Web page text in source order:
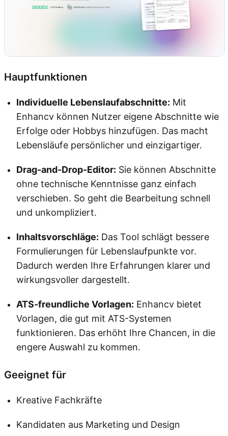
Hauptfunktionen
Individuelle Lebenslaufabschnitte: Mit
Enhancv können Nutzer eigene Abschnitte wie
Erfolge oder Hobbys hinzufügen. Das macht
Lebensläufe persönlicher und einzigartiger.
Drag-and-Drop-Editor: Sie können Abschnitte
ohne technische Kenntnisse ganz einfach
verschieben. So geht die Bearbeitung schnell
und unkompliziert.
Inhaltsvorschläge: Das Tool schlägt bessere
Formulierungen für Lebenslaufpunkte vor.
Dadurch werden Ihre Erfahrungen klarer und
wirkungsvoller dargestellt.
ATS-freundliche Vorlagen: Enhancv bietet
Vorlagen, die gut mit ATS-Systemen
funktionieren. Das erhöht Ihre Chancen, in die
engere Auswahl zu kommen.
Geeignet für
Kreative Fachkräfte
Kandidaten aus Marketing und Design